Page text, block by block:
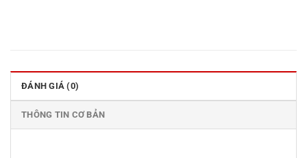
ĐÁNH GIÁ (0)
THÔNG TIN CƠ BẢN